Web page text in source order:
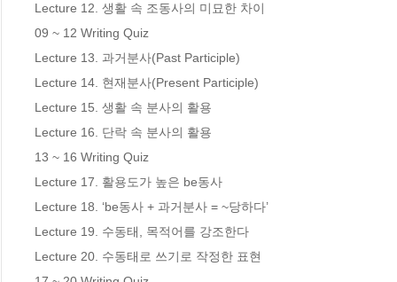
Lecture 12. 생활 속 조동사의 미묘한 차이
09 ~ 12 Writing Quiz
Lecture 13. 과거분사(Past Participle)
Lecture 14. 현재분사(Present Participle)
Lecture 15. 생활 속 분사의 활용
Lecture 16. 단락 속 분사의 활용
13 ~ 16 Writing Quiz
Lecture 17. 활용도가 높은 be동사
Lecture 18. ‘be동사 + 과거분사 = ~당하다’
Lecture 19. 수동태, 목적어를 강조한다
Lecture 20. 수동태로 쓰기로 작정한 표현